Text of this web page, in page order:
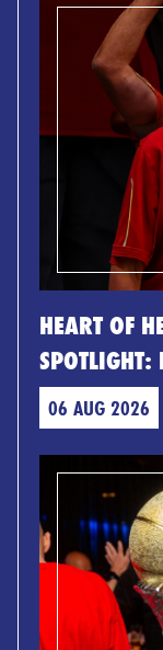
HEART OF
SPOTLIGHT:
06 AUG 2026